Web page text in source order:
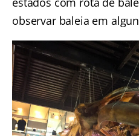
observar baleia em